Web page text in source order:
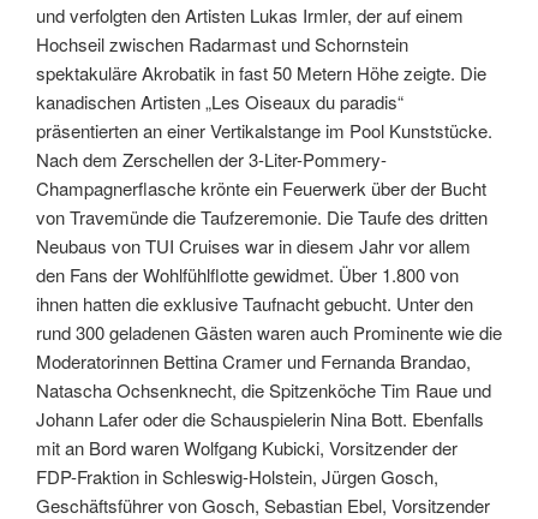
und verfolgten den Artisten Lukas Irmler, der auf einem
Hochseil zwischen Radarmast und Schornstein
spektakuläre Akrobatik in fast 50 Metern Höhe zeigte. Die
kanadischen Artisten „Les Oiseaux du paradis“
präsentierten an einer Vertikalstange im Pool Kunststücke.
Nach dem Zerschellen der 3-Liter-Pommery-
Champagnerflasche krönte ein Feuerwerk über der Bucht
von Travemünde die Taufzeremonie. Die Taufe des dritten
Neubaus von TUI Cruises war in diesem Jahr vor allem
den Fans der Wohlfühlflotte gewidmet. Über 1.800 von
ihnen hatten die exklusive Taufnacht gebucht. Unter den
rund 300 geladenen Gästen waren auch Prominente wie die
Moderatorinnen Bettina Cramer und Fernanda Brandao,
Natascha Ochsenknecht, die Spitzenköche Tim Raue und
Johann Lafer oder die Schauspielerin Nina Bott. Ebenfalls
mit an Bord waren Wolfgang Kubicki, Vorsitzender der
FDP-Fraktion in Schleswig-Holstein, Jürgen Gosch,
Geschäftsführer von Gosch, Sebastian Ebel, Vorsitzender